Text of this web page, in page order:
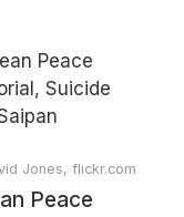
Jones, flickr.com
Peace